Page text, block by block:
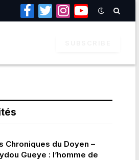
Facebook
TwitterInstagramYouTube
Chroniques du Doyen –
Gueye : l’homme de